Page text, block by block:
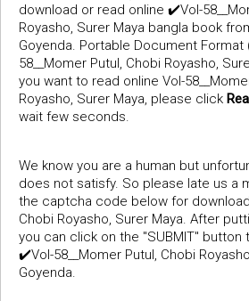
download or read online ✔️Vol-
Royasho, Surer Maya bangla book
Goyenda. Portable Document Format
58__Momer Putul, Chobi Royasho,
you want to read online Vol-
Royasho, Surer Maya, please click
wait few seconds.
We know you are a human but
does not satisfy. So please late us a
the captcha code below for download
Chobi Royasho, Surer Maya. After
you can click on the "SUBMIT" button
✔️Vol-58__Momer Putul, Chobi
Goyenda.